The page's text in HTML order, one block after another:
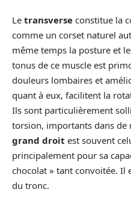
Le transverse constitue la
comme un corset naturel
même temps la posture et
tonus de ce muscle est
douleurs lombaires et
quant à eux, facilitent la
Ils sont particulièrement
torsion, importants dans de
grand droit est souvent
principalement pour sa
chocolat » tant convoitée. Il
du tronc.